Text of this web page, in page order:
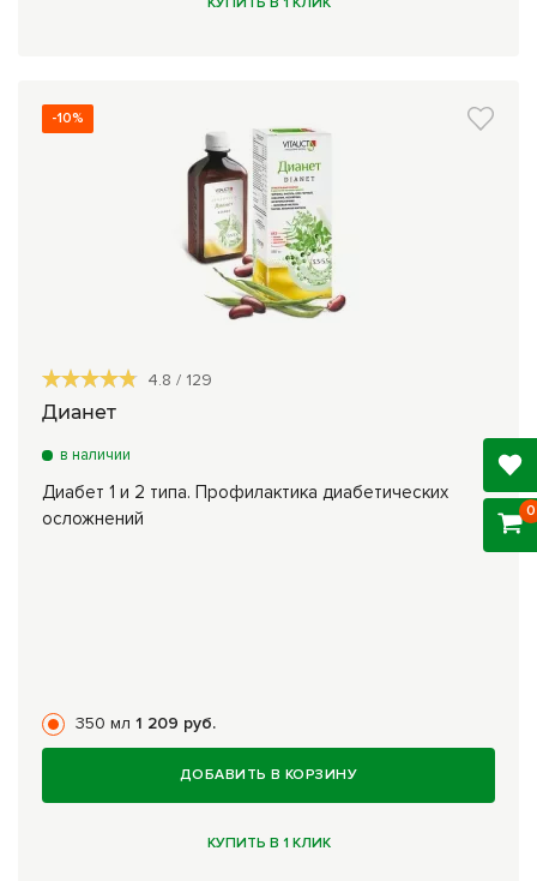
-10%
4.8 / 129
Дианет
в наличии
Диабет 1 и 2 типа. Профилактика диабетических
осложнений
350 мл 1 209 руб.
ДОБАВИТЬ В КОРЗИНУ
КУПИТЬ В 1 КЛИК
0